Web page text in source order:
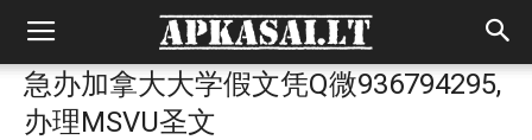
急办加拿大大学假文凭Q微936794295,
办理MSVU圣文